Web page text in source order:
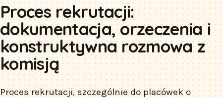
Proces rekrutacji:
dokumentacja, orzeczenia i
konstruktywna rozmowa z
komisją
Proces rekrutacji, szczególnie do placówek o